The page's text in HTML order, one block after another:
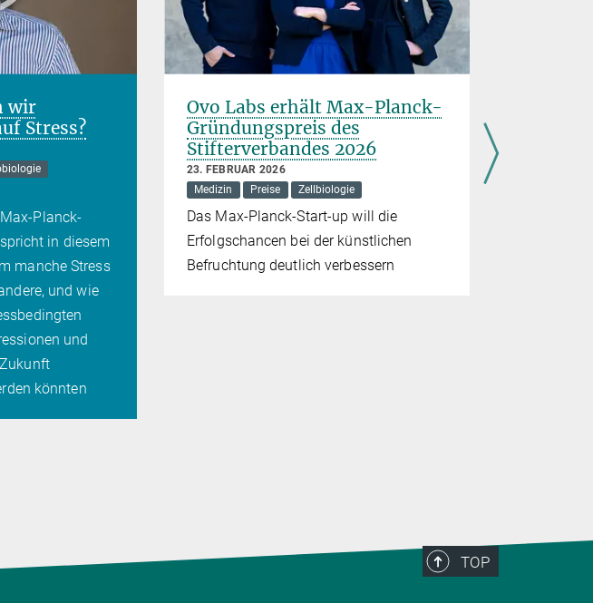
wir
Stress?
Planck-
in diesem
manche Stress
und wie
und
könnten
Ovo Labs erhält Max-Planck-
Gründungspreis des
Stifterverbandes 2026
23. FEBRUAR 2026
Medizin
Preise Zellbiologie
Das Max-Planck-Start-up will die
Erfolgschancen bei der künstlichen
Befruchtung deutlich verbessern
TOP